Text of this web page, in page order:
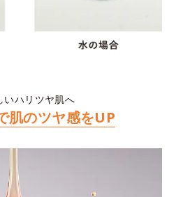
いハリツヤ肌へ
肌のツヤ感をUP